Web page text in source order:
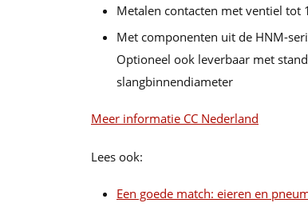
Metalen contacten met ventiel tot
Met componenten uit de HNM-
Optioneel ook leverbaar met
slangbinnendiameter
Meer informatie CC Nederland
Lees ook:
Een goede match: eieren en